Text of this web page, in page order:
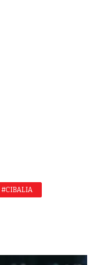
#CIBALIA